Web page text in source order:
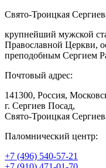
Свято-Троицкая
крупнейший мужской
Православной Церкви,
преподобным Сергием
Почтовый адрес:
141300, Россия,
г. Сергиев Посад,
Свято-Троицкая
Паломнический центр:
+7 (496) 540-57-21